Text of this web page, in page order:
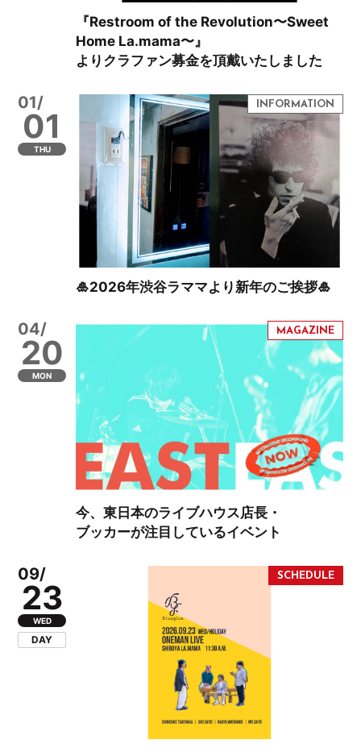
『Restroom of the Revolution〜Sweet
Home La.mama〜』
よりクラファン募金を頂戴いたしました
01/
01
THU
🎍2026年渋谷ラママより新年のご挨拶🎍
04/
20
MON
今、東日本のライブハウス店長・
ブッカーが注目しているイベント
09/
23
WED
DAY